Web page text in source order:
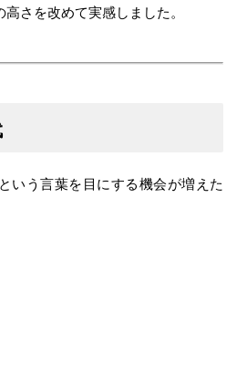
さを改めて実感しました。
いう言葉を目にする機会が増えた